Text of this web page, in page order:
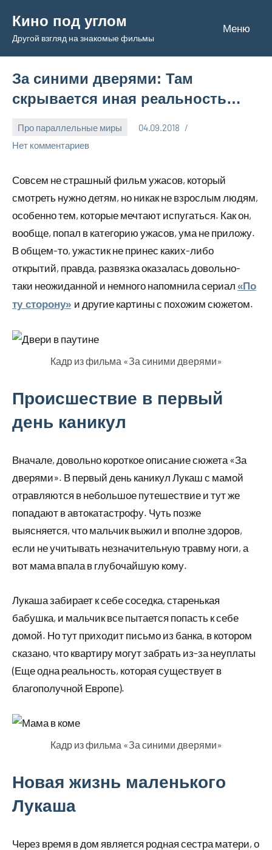
содержимому
Кино под углом
Другой взгляд на знакомые фильмы
Меню
За синими дверями: Там
скрывается иная реальность…
Про параллельные миры
04.09.2018
Admin
Нет комментариев
Совсем не страшный фильм ужасов, который
смотреть нужно детям, но никак не взрослым людям,
особенно тем, которые мечтают испугаться. Как он,
вообще, попал в категорию ужасов, ума не приложу.
В общем-то, ужастик не принес каких-либо
открытий, правда, развязка оказалась довольно-
таки неожиданной и немного напомнила сериал «По
ту сторону» и другие картины с похожим сюжетом.
Кадр из фильма «За синими дверями»
Происшествие в первый
день каникул
Вначале, довольно короткое описание сюжета «За
дверями». В первый день каникул Лукаш с мамой
отравляются в небольшое путешествие и тут же
попадают в автокатастрофу. Чуть позже
выясняется, что мальчик выжил и вполне здоров,
если не учитывать незначительную травму ноги, а
вот мама впала в глубочайшую кому.
Лукаша забирает к себе соседка, старенькая
бабушка, и мальчик все пытается попасть к себе
домой. Но тут приходит письмо из банка, в котором
сказано, что квартиру могут забрать из-за неуплаты
(Еще одна реальность, которая существует в
благополучной Европе).
Кадр из фильма «За синими дверями»
Новая жизнь маленького
Лукаша
Через время в дом является родная сестра матери, о